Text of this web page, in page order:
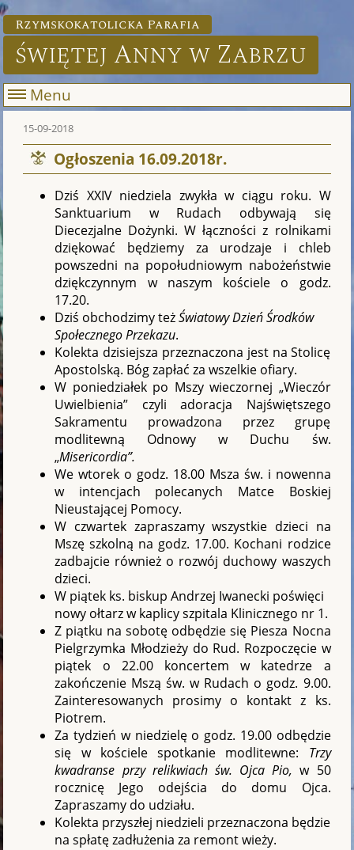
Rzymskokatolicka Parafia
świętej Anny w Zabrzu
Menu
15-09-2018
Ogłoszenia 16.09.2018r.
Dziś XXIV niedziela zwykła w ciągu roku. W
Sanktuarium w Rudach odbywają się
Diecezjalne Dożynki. W łączności z rolnikami
dziękować będziemy za urodzaje i chleb
powszedni na popołudniowym nabożeństwie
dziękczynnym w naszym kościele o godz.
17.20.
Dziś obchodzimy teżŚwiatowy Dzień Środków
Społecznego Przekazu.
Kolekta dzisiejsza przeznaczona jest na Stolicę
Apostolską. Bóg zapłać za wszelkie ofiary.
W poniedziałek po Mszy wieczornej „Wieczór
Uwielbienia” czyli adoracja Najświętszego
Sakramentu prowadzona przez grupę
modlitewną Odnowy w Duchu św.
„Misericordia”.
We wtorek o godz. 18.00 Msza św. i nowenna
w intencjach polecanych Matce Boskiej
Nieustającej Pomocy.
W czwartek zapraszamy wszystkie dzieci na
Mszę szkolną na godz. 17.00. Kochani rodzice
zadbajcie również o rozwój duchowy waszych
dzieci.
W piątek ks. biskup Andrzej Iwanecki poświęci
nowy ołtarz w kaplicy szpitala Klinicznego nr 1.
Z piątku na sobotę odbędzie się Piesza Nocna
Pielgrzymka Młodzieży do Rud. Rozpoczęcie w
piątek o 22.00 koncertem w katedrze a
zakończenie Mszą św. w Rudach o godz. 9.00.
Zainteresowanych prosimy o kontakt z ks.
Piotrem.
Za tydzień w niedzielę o godz. 19.00 odbędzie
się w kościele spotkanie modlitewne: Trzy
kwadranse przy relikwiach św. Ojca Pio, w 50
rocznicę Jego odejścia do domu Ojca.
Zapraszamy do udziału.
Kolekta przyszłej niedzieli przeznaczona będzie
na spłatę zadłużenia za remont wieży.